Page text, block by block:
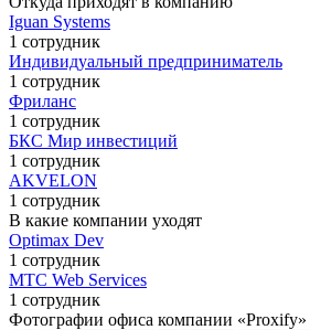
Iguan Systems
1 сотрудник
Индивидуальный предприниматель
1 сотрудник
Фриланс
1 сотрудник
БКС Мир инвестиций
1 сотрудник
AKVELON
1 сотрудник
В какие компании уходят
Optimax Dev
1 сотрудник
МТС Web Services
1 сотрудник
Фотографии офиса компании «Proxify»